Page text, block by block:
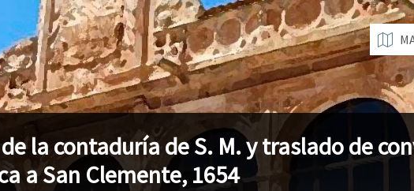
la contaduría de S. M. y traslado de
a San Clemente, 1654